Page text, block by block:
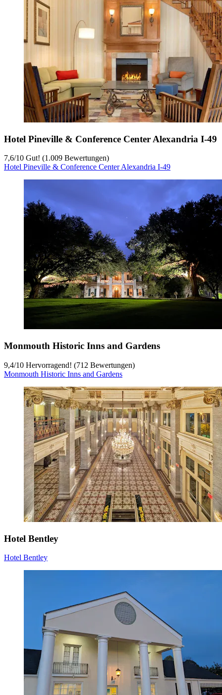
Hotel Pineville & Conference Center Alexandria I-49
7,6/10 Gut! (1.009 Bewertungen)
Hotel Pineville & Conference Center Alexandria I-49
Monmouth Historic Inns and Gardens
9,4/10 Hervorragend! (712 Bewertungen)
Monmouth Historic Inns and Gardens
Hotel Bentley
Hotel Bentley